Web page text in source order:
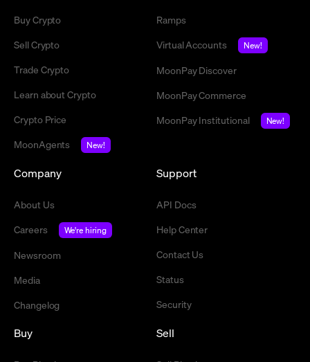
Buy Crypto
Sell Crypto
Trade Crypto
Learn about Crypto
Crypto Price
MoonAgents
New!
Ramps
Virtual Accounts
New!
MoonPay Discover
MoonPay Commerce
MoonPay Institutional
New!
Company
About Us
Careers
We're hiring
Newsroom
Media
Changelog
Support
API Docs
Help Center
Contact Us
Status
Security
Buy Sell